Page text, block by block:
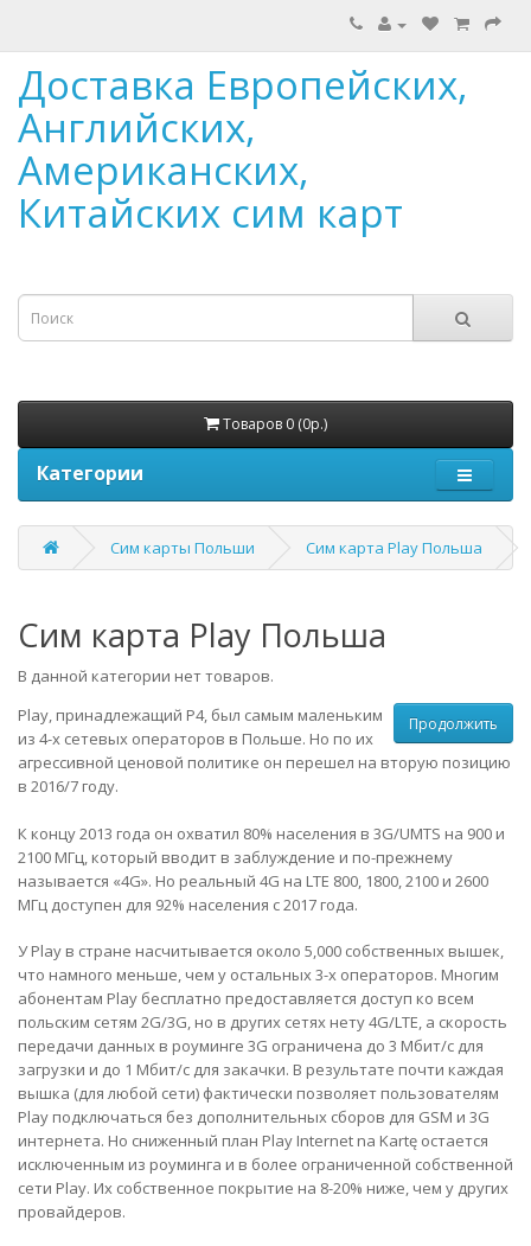
Доставка Европейских,
Английских,
Американских,
Китайских сим карт
Товаров 0 (0р.)
Категории
Сим карты Польши Сим карта Play Польша
Сим карта Play Польша
В данной категории нет товаров.
Продолжить
Play, принадлежащий P4, был самым маленьким
из 4-х сетевых операторов в Польше. Но по их
агрессивной ценовой политике он перешел на вторую позицию
в 2016/7 году.
К концу 2013 года он охватил 80% населения в 3G/UMTS на 900 и
2100 МГц, который вводит в заблуждение и по-прежнему
называется «4G». Но реальный 4G на LTE 800, 1800, 2100 и 2600
МГц доступен для 92% населения с 2017 года.
У Play в стране насчитывается около 5,000 собственных вышек,
что намного меньше, чем у остальных 3-х операторов. Многим
абонентам Play бесплатно предоставляется доступ ко всем
польским сетям 2G/3G, но в других сетях нету 4G/LTE, а скорость
передачи данных в роуминге 3G ограничена до 3 Мбит/с для
загрузки и до 1 Мбит/с для закачки. В результате почти каждая
вышка (для любой сети) фактически позволяет пользователям
Play подключаться без дополнительных сборов для GSM и 3G
интернета. Но сниженный план Play Internet na Kartę остается
исключенным из роуминга и в более ограниченной собственной
сети Play. Их собственное покрытие на 8-20% ниже, чем у других
провайдеров.